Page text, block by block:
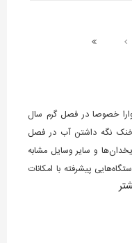
خصوصا در فصل گرم سال
نگه داشتن آب در فصل
و سایر وسایل مشابه
پیشرفته با امکانات
گرفته‌اند. با توجه به اینکه